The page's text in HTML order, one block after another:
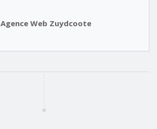
Agence Web Zuydcoote